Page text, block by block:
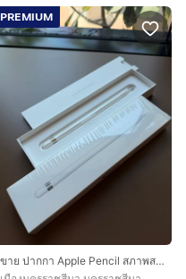
PREMIUM
ขาย ปากกา Apple Pencil สภาพสวย ของแท้ศูนย์ไทย